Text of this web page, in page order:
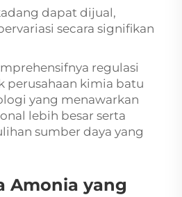
dapat dijual,
secara signifikan
regulasi
perusahaan kimia batu
yang menawarkan
lebih besar serta
sumber daya yang
Amonia yang